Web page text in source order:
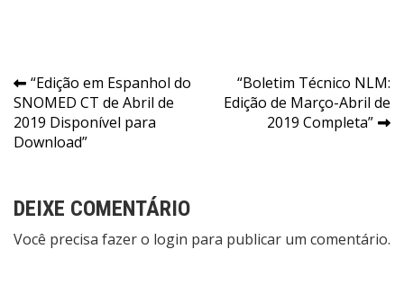
Navegação
de
Post
“Edição em Espanhol do
SNOMED CT de Abril de
2019 Disponível para
Download”
“Boletim Técnico NLM:
Edição de Março-Abril de
2019 Completa”
DEIXE COMENTÁRIO
Você precisa fazer o login para publicar um comentário.